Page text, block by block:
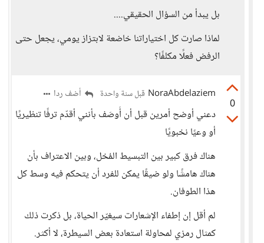
بل يبدأ من السؤال الحقيقي....
لماذا صارت كل اختياراتنا خاضعة لابتزاز يومي، يجعل حتى
الرفض فعلًا مكلفًا؟
0
NoraAbdelaziem قبل سنة واحدة أضف ردا
دعني أوضح أمرين قبل أن أُوصَف بأنني أقدّم ترفًا تنظيريًا
أو وعيًا نخبويًا
هناك فرق كبير بين التبسيط المُخل، وبين الاعتراف بأن
هناك هامشًا ولو ضيقًا يمكن للفرد أن يتحكم فيه وسط كل
هذا الطوفان.
لم أقل إن إطفاء الإشعارات سيغيّر الحياة، بل ذكرت ذلك
كمثال رمزي لمحاولة استعادة بعض السيطرة، لا أكثر.